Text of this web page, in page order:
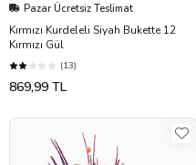
Pazar Ücretsiz Teslimat
Kırmızı Kurdeleli Siyah Bukette 12
Kırmızı Gül
(13)
869,99 TL